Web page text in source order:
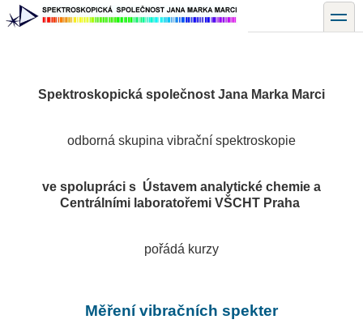
Přejít
k
toggle
Spektroskopická společnost Jana Marka Marci
odborná skupina vibrační spektroskopie
ve spolupráci s Ústavem analytické chemie a
Centrálními laboratořemi VŠCHT Praha
pořádá kurzy
Měření vibračních spekter